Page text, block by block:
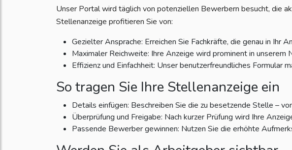
Unser Portal wird täglich von potenziellen Bewerbern besucht, die
Stellenanzeige profitieren Sie von:
Gezielter Ansprache: Erreichen Sie Fachkräfte, die genau in Ihr
Maximaler Reichweite: Ihre Anzeige wird prominent in unserem
Effizienz und Einfachheit: Unser benutzerfreundliches Formular
So tragen Sie Ihre Stellenanzeige ein
Details einfügen: Beschreiben Sie die zu besetzende Stelle –
Überprüfung und Freigabe: Nach kurzer Prüfung wird Ihre
Passende Bewerber gewinnen: Nutzen Sie die erhöhte